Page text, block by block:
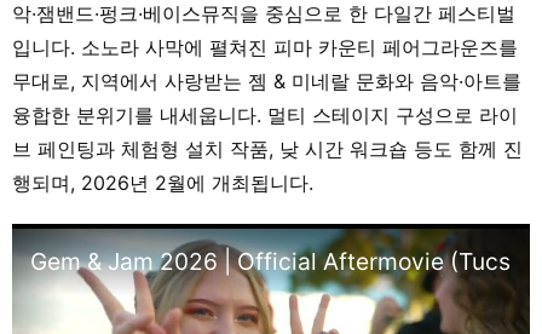
악·잼밴드·펑크·베이스뮤직을 중심으로 한 다일간 페스티벌
입니다. 소노라 사막에 펼쳐진 피마 카운티 페어그라운즈를
무대로, 지역에서 사랑받는 젬 & 미네랄 문화와 음악·아트를
융합한 분위기를 내세웁니다. 멀티 스테이지 구성으로 라이
브 페인팅과 체험형 설치 작품, 낮 시간 워크숍 등도 함께 진
행되며, 2026년 2월에 개최됩니다.
Gem & Jam 2026 | Official Aftermovie